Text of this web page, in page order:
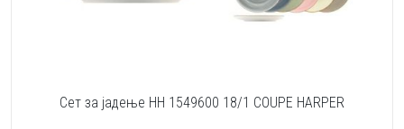
Сет за јадење HH 1549600 18/1 COUPE HARPER